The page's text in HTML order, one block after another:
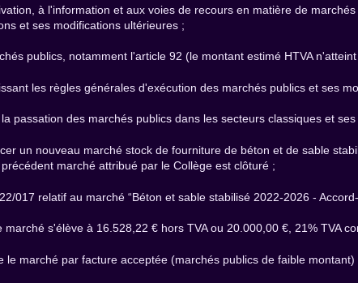
à l'information et aux voies de recours en matière de
et ses modifications ultérieures ;
publics, notamment l'article 92 (le montant estimé HTVA
les règles générales d'exécution des marchés publics et ses
passation des marchés publics dans les secteurs classiques et
un nouveau marché stock de fourniture de béton et de sable
marché attribué par le Collège est clôturé ;
017 relatif au marché “Béton et sable stabilisé 2022-2026 -
s'élève à 16.528,22 € hors TVA ou 20.000,00 €, 21% TVA
le marché par facture acceptée (marchés publics de faible montant)